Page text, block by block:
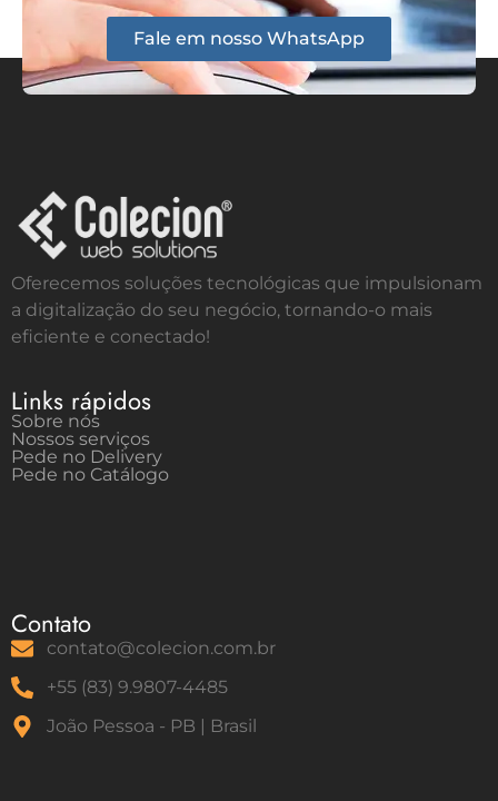
Fale em nosso WhatsApp
Oferecemos soluções tecnológicas que impulsionam
a digitalização do seu negócio, tornando-o mais
eficiente e conectado!
Links rápidos
Sobre nós
Nossos serviços
Pede no Delivery
Pede no Catálogo
Contato
contato@colecion.com.br
+55 (83) 9.9807-4485
João Pessoa - PB | Brasil